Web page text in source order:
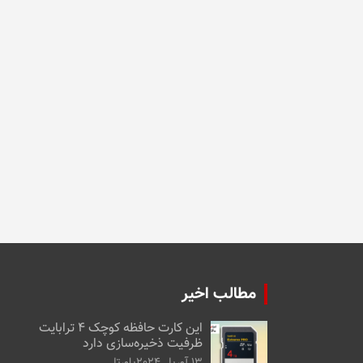
مطالب اخیر
این کارت حافظه کوچک ۴ ترابایت
ظرفیت ذخیره‌سازی دارد